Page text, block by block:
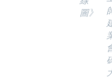
圖》